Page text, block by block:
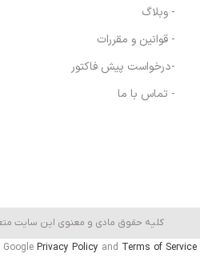
- وبلاگ
- قوانین و مقررات
-درخواست پیش فاکتور
- تماس با ما
کلیه حقوق مادی و معنوی این سایت
Privacy Policy and Terms of Service